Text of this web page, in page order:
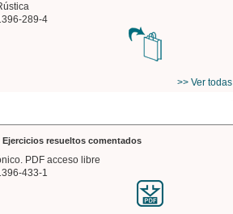
289-4
>> Ver todas
resueltos comentados
PDF acceso libre
433-1